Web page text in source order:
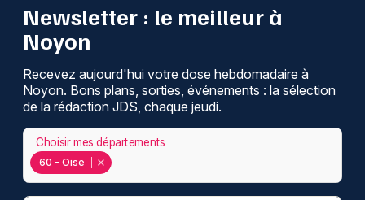
Newsletter : le meilleur à
Noyon
Recevez aujourd'hui votre dose hebdomadaire à
Noyon. Bons plans, sorties, événements : la sélection
de la rédaction JDS, chaque jeudi.
60 - Oise
Choisir mes départements